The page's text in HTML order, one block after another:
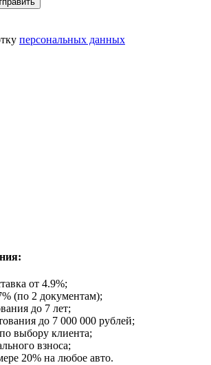
персональных данных
от 4.9%;
(по 2 документам);
до 7 лет;
до 7 000 000 рублей;
выбору клиента;
взноса;
20% на любое авто.